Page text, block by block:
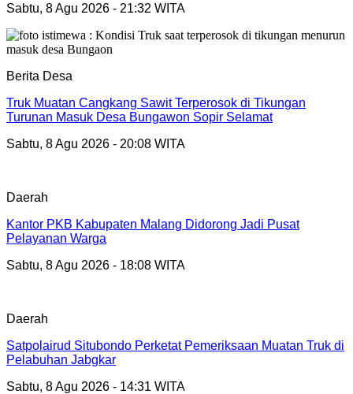
Sabtu, 8 Agu 2026 - 21:32 WITA
Berita Desa
Truk Muatan Cangkang Sawit Terperosok di Tikungan
Turunan Masuk Desa Bungawon Sopir Selamat
Sabtu, 8 Agu 2026 - 20:08 WITA
Daerah
Kantor PKB Kabupaten Malang Didorong Jadi Pusat
Pelayanan Warga
Sabtu, 8 Agu 2026 - 18:08 WITA
Daerah
Satpolairud Situbondo Perketat Pemeriksaan Muatan Truk di
Pelabuhan Jabgkar
Sabtu, 8 Agu 2026 - 14:31 WITA